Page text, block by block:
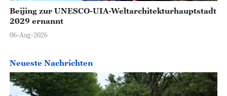
Beijing zur UNESCO-UIA-Weltarchitekturhauptstadt
2029 ernannt
06-Aug-2026
Neueste Nachrichten